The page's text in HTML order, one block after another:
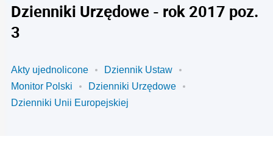
Dzienniki Urzędowe - rok 2017 poz.
3
Akty ujednolicone
Dziennik Ustaw
Monitor Polski
Dzienniki Urzędowe
Dzienniki Unii Europejskiej